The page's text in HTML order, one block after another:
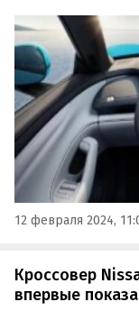
электромобиль
12 февраля 2024,
Кроссовер
впервые